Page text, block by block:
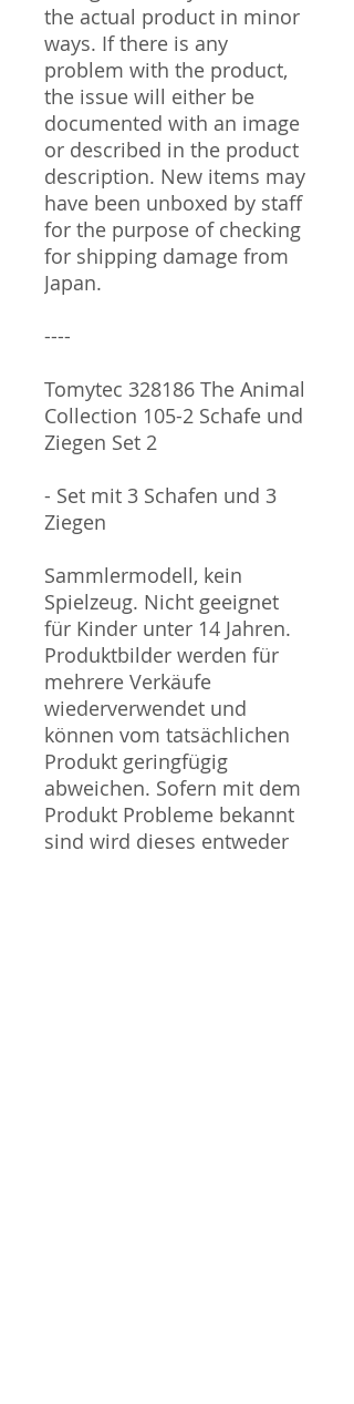
the actual product in minor
ways. If there is any
problem with the product,
the issue will either be
documented with an image
or described in the product
description. New items may
have been unboxed by staff
for the purpose of checking
for shipping damage from
Japan.
----
Tomytec 328186 The Animal
Collection 105-2 Schafe und
Ziegen Set 2
- Set mit 3 Schafen und 3
Ziegen
Sammlermodell, kein
Spielzeug. Nicht geeignet
für Kinder unter 14 Jahren.
Produktbilder werden für
mehrere Verkäufe
wiederverwendet und
können vom tatsächlichen
Produkt geringfügig
abweichen. Sofern mit dem
Produkt Probleme bekannt
sind wird dieses entweder